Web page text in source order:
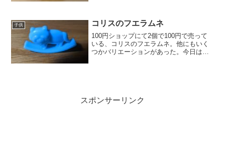
模型メーカー。ミニ...
子供 コリスのフエラムネ
100円ショップにて2個で100円で売って
いる、コリスのフエラムネ。他にもいく
つかバリエーションがあった。今日は娘
スポンサーリンク